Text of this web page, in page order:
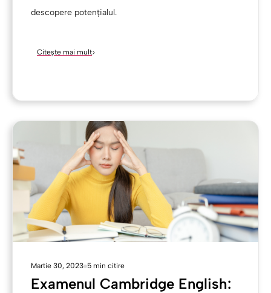
descopere potențialul.
Citește mai mult
Martie 30, 2023 5 min citire
Examenul Cambridge English: